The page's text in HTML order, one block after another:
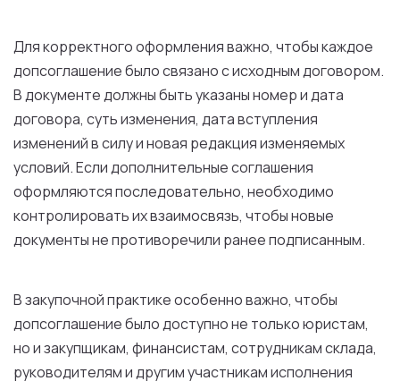
Для корректного оформления важно, чтобы каждое
допсоглашение было связано с исходным договором.
В документе должны быть указаны номер и дата
договора, суть изменения, дата вступления
изменений в силу и новая редакция изменяемых
условий. Если дополнительные соглашения
оформляются последовательно, необходимо
контролировать их взаимосвязь, чтобы новые
документы не противоречили ранее подписанным.
В закупочной практике особенно важно, чтобы
допсоглашение было доступно не только юристам,
но и закупщикам, финансистам, сотрудникам склада,
руководителям и другим участникам исполнения